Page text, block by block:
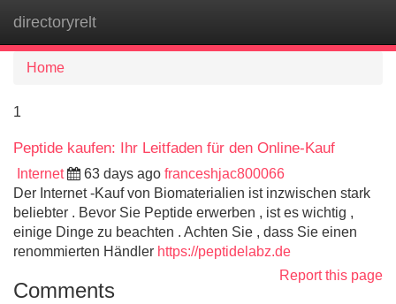
directoryrelt
Home
1
Peptide kaufen: Ihr Leitfaden für den Online-Kauf
Internet 63 days ago franceshjac800066
Der Internet -Kauf von Biomaterialien ist inzwischen stark
beliebter . Bevor Sie Peptide erwerben , ist es wichtig ,
einige Dinge zu beachten . Achten Sie , dass Sie einen
renommierten Händler https://peptidelabz.de
Report this page
Comments